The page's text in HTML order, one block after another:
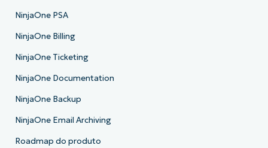
NinjaOne PSA
NinjaOne Billing
NinjaOne Ticketing
NinjaOne Documentation
NinjaOne Backup
NinjaOne Email Archiving
Roadmap do produto